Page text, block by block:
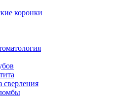
коронки
сверления